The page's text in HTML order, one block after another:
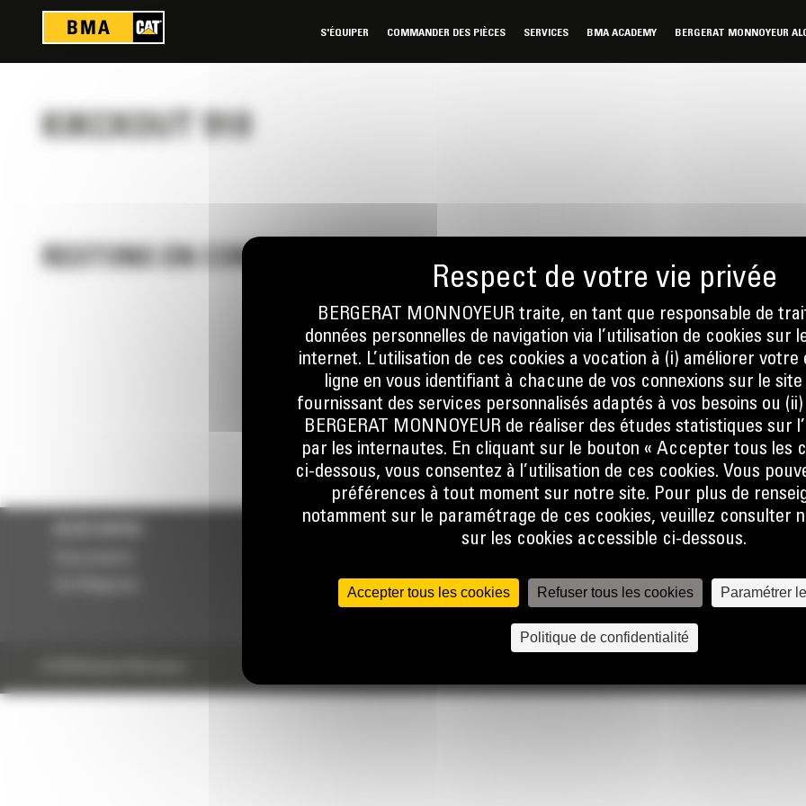
S'ÉQUIPER COMMANDER DES PIÈCES SERVICES BMA ACADEMY BERGERAT MONNOYEUR
KIKCKOUT 910
RESTONS EN CONTACT
Appelez-nous
0770 555 556
Écrivez-
ACCÈS RAPIDE
BMA Academy
ACCÈS RAPIDE
Cat Magazine
Panneau de gestion des cookies
BERGERAT MONNOYEUR traite, en tant que responsable de
données personnelles de navigation via l’utilisation de cookies sur
internet. L’utilisation de ces cookies a vocation à (i) améliorer votre
ligne en vous identifiant à chacune de vos connexions sur le
fournissant des services personnalisés adaptés à vos besoins ou
BERGERAT MONNOYEUR de réaliser des études statistiques sur
par les internautes. En cliquant sur le bouton « Accepter tous les
ci-dessous, vous consentez à l’utilisation de ces cookies. Vous
préférences à tout moment sur notre site. Pour plus de
notamment sur le paramétrage de ces cookies, veuillez consulter
sur les cookies accessible ci-dessous.
Accepter tous les cookies Refuser tous les cookies Paramétrer
Politique de confidentialité